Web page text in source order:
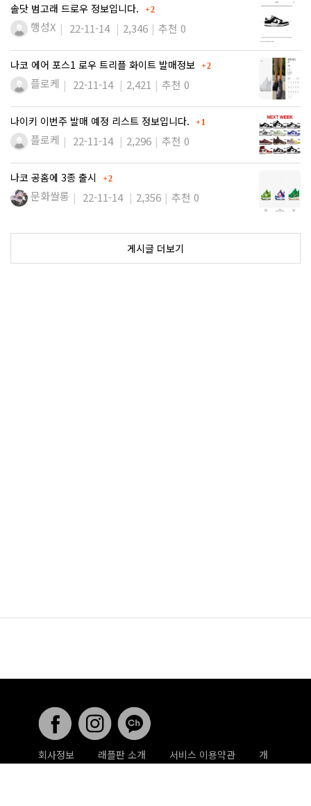
솔닷 범고래 드로우 정보입니다. 댓글
2
행성X 22-11-14 2,346 추천 0
나코 에어 포스1 로우 트리플 화이트 발매정보 댓글
2
플로케 22-11-14 2,421 추천 0
나이키 이번주 발매 예정 리스트 정보입니다. 댓글
1
플로케 22-11-14 2,296 추천 0
나코 공홈에 3종 출시 댓글
2
문화쌀롱 22-11-14 2,356 추천 0
게시글 더보기
회사정보 래플판 소개 서비스 이용약관
개